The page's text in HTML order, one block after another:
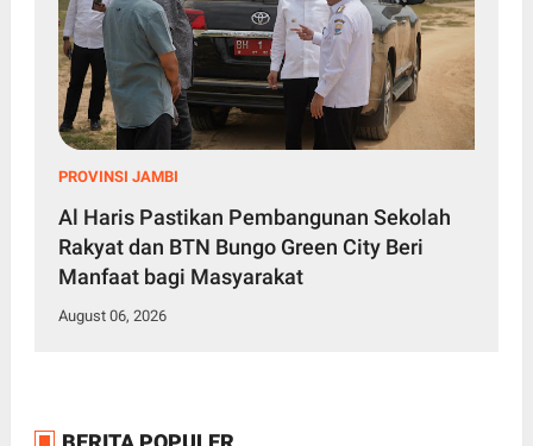
PROVINSI JAMBI
Al Haris Pastikan Pembangunan Sekolah
Rakyat dan BTN Bungo Green City Beri
Manfaat bagi Masyarakat
August 06, 2026